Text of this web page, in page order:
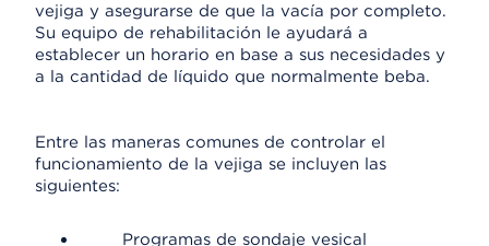
vejiga y asegurarse de que la vacía por completo.
Su equipo de rehabilitación le ayudará a
establecer un horario en base a sus necesidades y
a la cantidad de líquido que normalmente beba.
Entre las maneras comunes de controlar el
funcionamiento de la vejiga se incluyen las
siguientes:
Programas de sondaje vesical